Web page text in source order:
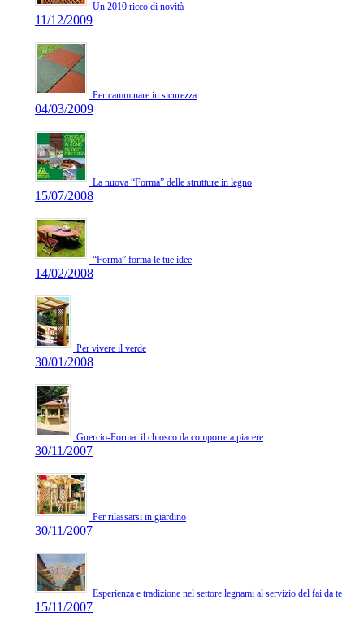
Un 2010 ricco di novità
11/12/2009
Per camminare in sicurezza
04/03/2009
La nuova “Forma” delle strutture in legno
15/07/2008
“Forma” forma le tue idee
14/02/2008
Per vivere il verde
30/01/2008
Guercio-Forma: il chiosco da comporre a piacere
30/11/2007
Per rilassarsi in giardino
30/11/2007
Esperienza e tradizione nel settore legnami al servizio del fai da te
15/11/2007